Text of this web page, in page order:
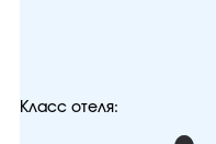
Класс отеля: